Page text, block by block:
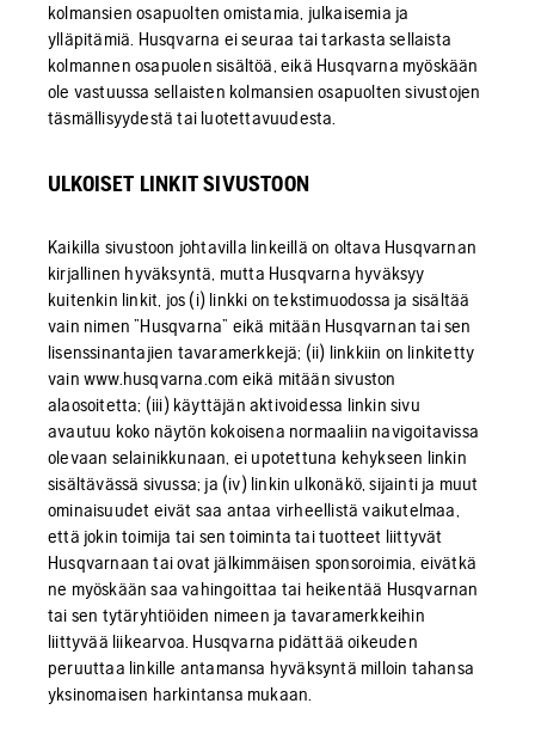
kolmansien osapuolten omistamia, julkaisemia ja
ylläpitämiä. Husqvarna ei seuraa tai tarkasta sellaista
kolmannen osapuolen sisältöä, eikä Husqvarna myöskään
ole vastuussa sellaisten kolmansien osapuolten sivustojen
täsmällisyydestä tai luotettavuudesta.
ULKOISET LINKIT SIVUSTOON
Kaikilla sivustoon johtavilla linkeillä on oltava Husqvarnan
kirjallinen hyväksyntä, mutta Husqvarna hyväksyy
kuitenkin linkit, jos (i) linkki on tekstimuodossa ja sisältää
vain nimen ”Husqvarna” eikä mitään Husqvarnan tai sen
lisenssinantajien tavaramerkkejä; (ii) linkkiin on linkitetty
vain www.husqvarna.com eikä mitään sivuston
alaosoitetta; (iii) käyttäjän aktivoidessa linkin sivu
avautuu koko näytön kokoisena normaaliin navigoitavissa
olevaan selainikkunaan, ei upotettuna kehykseen linkin
sisältävässä sivussa; ja (iv) linkin ulkonäkö, sijainti ja muut
ominaisuudet eivät saa antaa virheellistä vaikutelmaa,
että jokin toimija tai sen toiminta tai tuotteet liittyvät
Husqvarnaan tai ovat jälkimmäisen sponsoroimia, eivätkä
ne myöskään saa vahingoittaa tai heikentää Husqvarnan
tai sen tytäryhtiöiden nimeen ja tavaramerkkeihin
liittyvää liikearvoa. Husqvarna pidättää oikeuden
peruuttaa linkille antamansa hyväksyntä milloin tahansa
yksinomaisen harkintansa mukaan.